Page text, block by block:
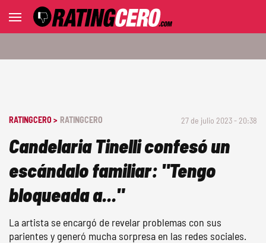
RATINGCERO > RATINGCERO 27 de julio 2023 - 20:38
Candelaria Tinelli confesó un
escándalo familiar: "Tengo
bloqueada a..."
La artista se encargó de revelar problemas con sus
parientes y generó mucha sorpresa en las redes sociales.